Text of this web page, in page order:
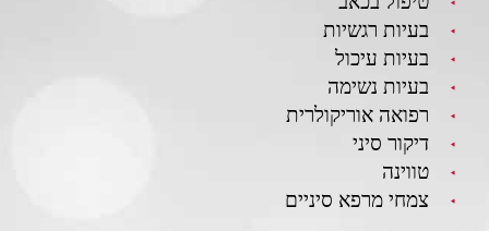
בעיות רגשיות
בעיות עיכול
בעיות נשימה
רפואה אוריקולרית
דיקור סיני
טווינה
צמחי מרפא סיניים